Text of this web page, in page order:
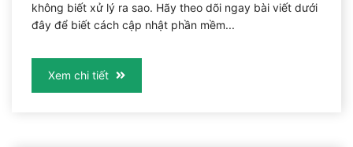
không biết xử lý ra sao. Hãy theo dõi ngay bài viết dưới
đây để biết cách cập nhật phần mềm...
Xem chi tiết